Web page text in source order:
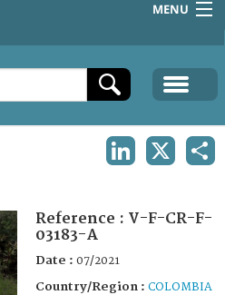
MENU
Reference : V-F-CR-F-
03183-A
Date : 07/2021
Country/Region : COLOMBIA